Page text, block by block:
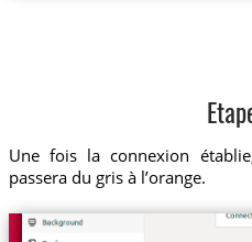
Une fois la connexion
passera du gris à l’orange.